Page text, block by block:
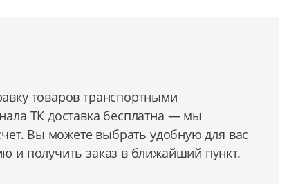
товаров транспортными
ТК доставка бесплатна — мы
Вы можете выбрать удобную для вас
и получить заказ в ближайший пункт.